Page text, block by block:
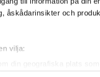
åskådarinsikter och
vilja:
din geografiska plats
140 engagerade
jobbar för att hjälpa